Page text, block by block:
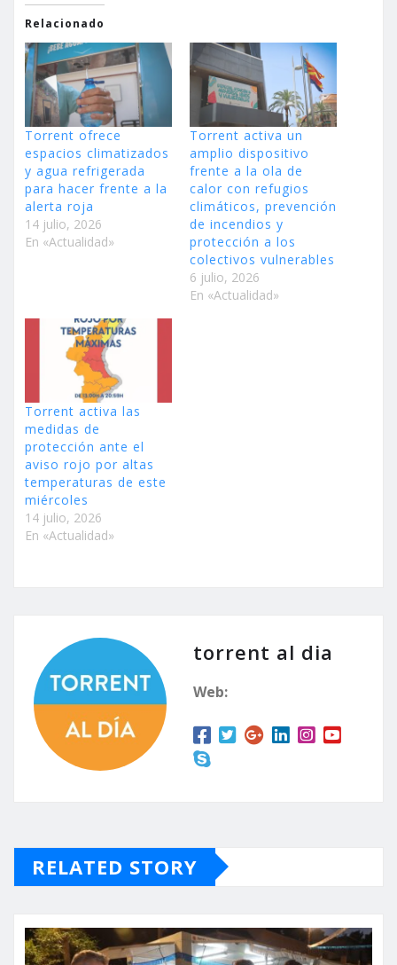
Relacionado
Torrent ofrece
espacios climatizados
y agua refrigerada
para hacer frente a la
alerta roja
14 julio, 2026
En «Actualidad»
Torrent activa un
amplio dispositivo
frente a la ola de
calor con refugios
climáticos, prevención
de incendios y
protección a los
colectivos vulnerables
6 julio, 2026
En «Actualidad»
Torrent activa las
medidas de
protección ante el
aviso rojo por altas
temperaturas de este
miércoles
14 julio, 2026
En «Actualidad»
torrent al dia
Web:
RELATED STORY